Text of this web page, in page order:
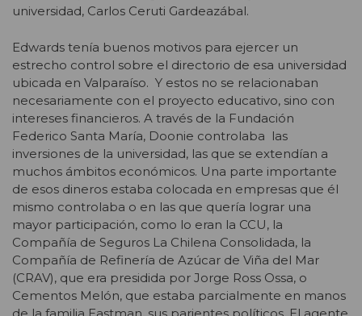
universidad, Carlos Ceruti Gardeazábal.
Edwards tenía buenos motivos para ejercer un
estrecho control sobre el directorio de esa universidad
ubicada en Valparaíso. Y estos no se relacionaban
necesariamente con el proyecto educativo, sino con
intereses financieros. A través de la Fundación
Federico Santa María, Doonie controlaba las
inversiones de la universidad, las que se extendían a
muchos ámbitos económicos. Una parte importante
de esos dineros estaba colocada en empresas que él
mismo controlaba o en las que quería lograr una
mayor participación, como lo eran la CCU, la
Compañía de Seguros La Chilena Consolidada, la
Compañía de Refinería de Azúcar de Viña del Mar
(CRAV), que era presidida por Jorge Ross Ossa, o
Cementos Melón, que estaba parcialmente en manos
de la familia Eastman, sus parientes políticos. El agente